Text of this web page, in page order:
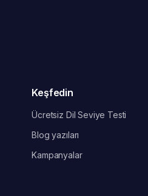
Keşfedin
Ücretsiz Dil Seviye Testi
Blog yazıları
Kampanyalar